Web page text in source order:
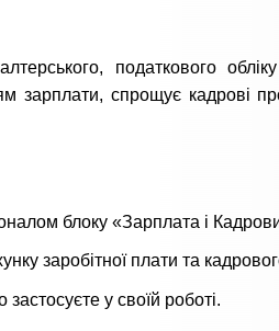
податкового
зарплати, спрощує кадрові
блоку «Зарплата і
заробітної плати та
у своїй роботі.